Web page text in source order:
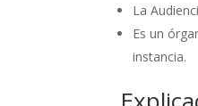
La
Es un
instancia.